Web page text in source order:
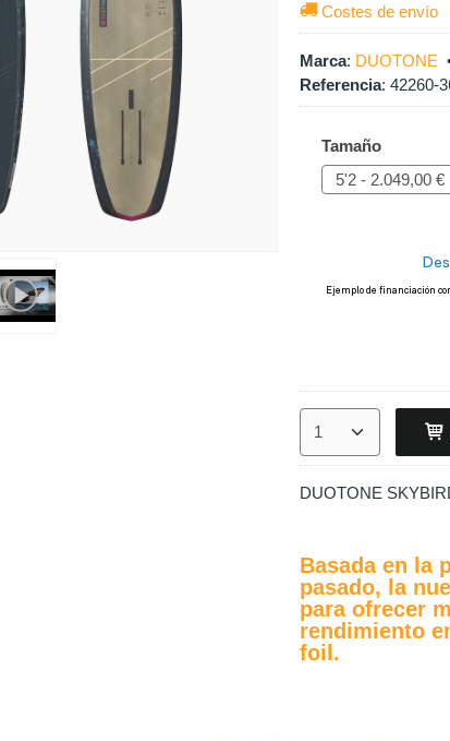
Costes de envío
Marca: DUOTONE
Referencia: 42260-
Tamaño
DUOTONE
Basada en la
pasado, la
para ofrecer
rendimiento
foil.